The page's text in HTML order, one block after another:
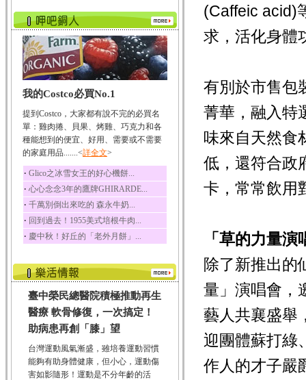
酸、迷迭香酸、植物...
咖啡
咖啡中的咖啡因會刺激
中樞神經系統，特別...
椰子
椰子含有糖類、脂肪、
荔枝
荔枝性質溫和所含的營
養素有醣類、檸檬酸...
五味子
五味子性質溫熱所含營
養成分有揮發油、檸...
草魚
草魚含有維生素A、維生
素C、及豐富的蛋白...
我的Costco必買No.1
提到Costco，大家都有說不完的必買名
單：雞肉捲、貝果、烤雞、巧克力和各
種能想到的便宜、好用、需要或不需要
的家庭用品.......<詳全文>
‧ Glico之冰雪女王的好心機餅...
‧ 心心念念3年的鷹牌GHIRARDE...
‧ 千萬別倒出來吃的 森永牛奶...
‧ 回到過去！1955美式培根牛肉...
‧ 慶中秋！好丘的「老外月餅」...
臺中榮民總醫院積極推動再生
醫療 軟骨修復，一次搞定！
助病患再創「膝」望
台灣運動風氣漸盛，雖培養運動習慣
能夠有助身體健康，但小心，運動傷
害如影隨形！運動是不分年齡的活
(Caffeic acid)
求，活化身體
有別於市售包
菁華，融入特
味來自天然食
低，還符合政
卡，常常飲用
「草的力量
除了新推出的
量」演唱會，
藝人共襄盛舉
迎團體蘇打綠
作人的才子嚴